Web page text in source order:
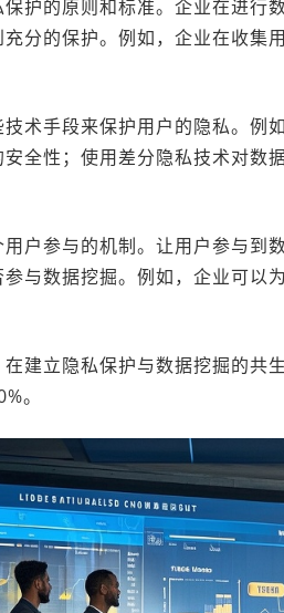
护的原则和标准。企业在进行
分的保护。例如，企业在收集
术手段来保护用户的隐私。例
全性；使用差分隐私技术对数
户参与的机制。让用户参与到
与数据挖掘。例如，企业可以
建立隐私保护与数据挖掘的共
。